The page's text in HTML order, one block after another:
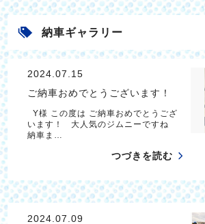
納車ギャラリー
2024.07.15
ご納車おめでとうございます！
Y様 この度は ご納車おめでとうござ
います！ 大人気のジムニーですね
納車ま…
つづきを読む
2024.07.09